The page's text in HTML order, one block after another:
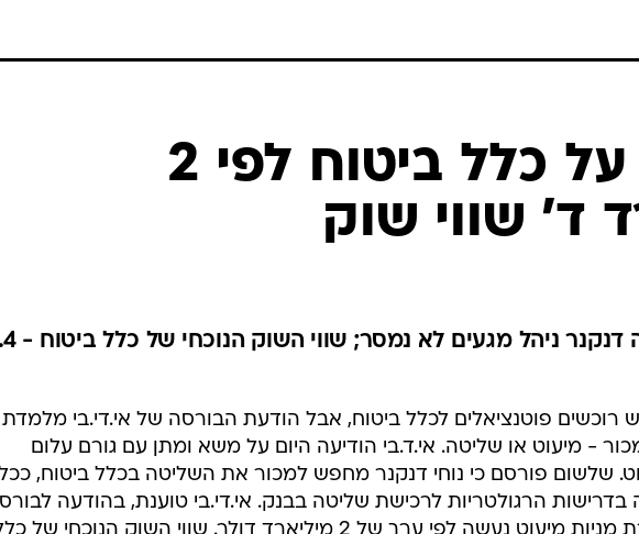
המו"מ על כלל ביטוח לפי 2
ד' שווי שוק
שם החברה עימה דנקנר ניהל מגעים
רוכשים פוטנציאלים לכלל ביטוח, אבל הודעת הבורסה של אי.די.בי מלמדת
- מיעוט או שליטה. אי.ד.בי הודיעה היום על משא ומתן עם גורם עלום
שלשום פורסם כי נוחי דנקנר מחפש למכור את השליטה בכלל ביטוח,
הרגולטריות לרכישת שליטה בבנק. אי.די.בי טוענת, בהודעה